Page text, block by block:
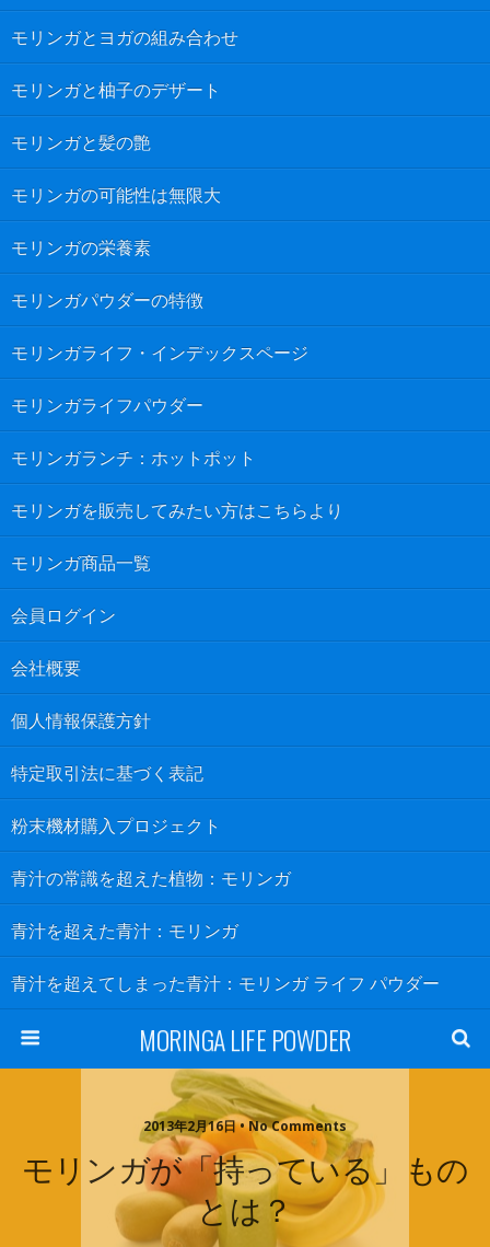
モリンガとヨガの組み合わせ
モリンガと柚子のデザート
モリンガと髪の艶
モリンガの可能性は無限大
モリンガの栄養素
モリンガパウダーの特徴
モリンガライフ・インデックスページ
モリンガライフパウダー
モリンガランチ：ホットポット
モリンガを販売してみたい方はこちらより
モリンガ商品一覧
会員ログイン
会社概要
個人情報保護方針
特定取引法に基づく表記
粉末機材購入プロジェクト
青汁の常識を超えた植物：モリンガ
青汁を超えた青汁：モリンガ
青汁を超えてしまった青汁：モリンガ ライフ パウダー
MORINGA LIFE POWDER
2013年2月16日 • No Comments
モリンガが「持っている」もの
とは？